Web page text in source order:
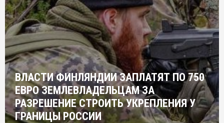
ВЛАСТИ ФИНЛЯНДИИ ЗАПЛАТЯТ ПО 750
ЕВРО ЗЕМЛЕВЛАДЕЛЬЦАМ ЗА
РАЗРЕШЕНИЕ СТРОИТЬ УКРЕПЛЕНИЯ У
ГРАНИЦЫ РОССИИ